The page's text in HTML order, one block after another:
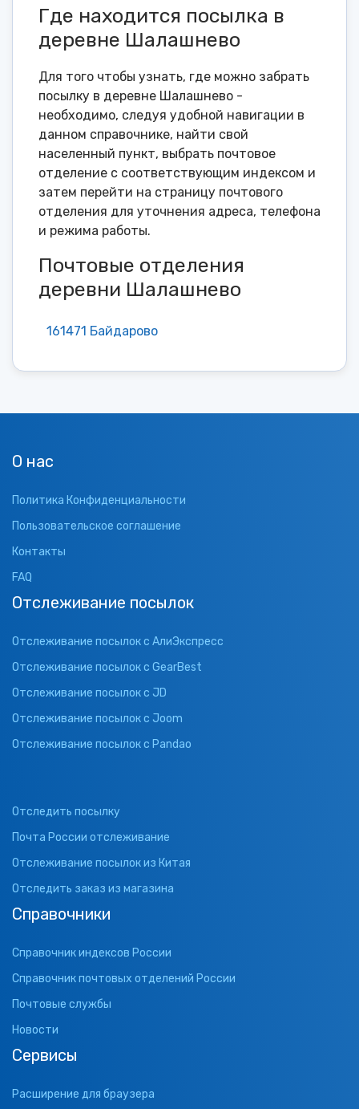
Где находится посылка в
деревне Шалашнево
Для того чтобы узнать, где можно забрать
посылку в деревне Шалашнево -
необходимо, следуя удобной навигации в
данном справочнике, найти свой
населенный пункт, выбрать почтовое
отделение с соответствующим индексом и
затем перейти на страницу почтового
отделения для уточнения адреса, телефона
и режима работы.
Почтовые отделения
деревни Шалашнево
161471 Байдарово
О нас
Политика Конфиденциальности
Пользовательское соглашение
Контакты
FAQ
Отслеживание посылок
Отслеживание посылок с АлиЭкспресс
Отслеживание посылок с GearBest
Отслеживание посылок с JD
Отслеживание посылок с Joom
Отслеживание посылок с Pandao
Отследить посылку
Почта России отслеживание
Отслеживание посылок из Китая
Отследить заказ из магазина
Справочники
Справочник индексов России
Справочник почтовых отделений России
Почтовые службы
Новости
Сервисы
Расширение для браузера